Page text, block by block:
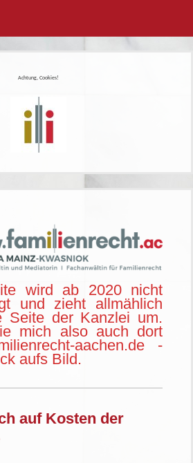
Achtung, Cookies!
wird ab 2020 nicht
und zieht allmählich
Seite der Kanzlei um.
mich also auch dort
aachen.de -
aufs Bild.
auf Kosten der